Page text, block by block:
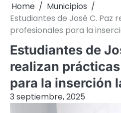
Home
Municipios
Estudiantes de José C. Paz
profesionales para la
Estudiantes de
realizan
para la inserción
3 septiembre, 2025